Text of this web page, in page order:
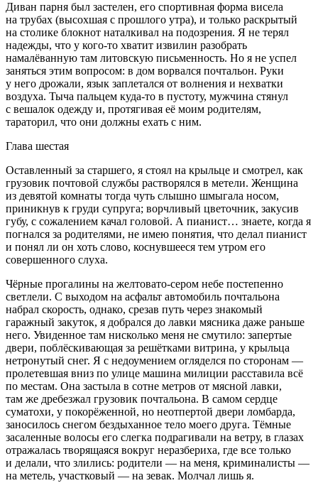
Диван парня был застелен, его спортивная форма висела
на трубах (высохшая с прошлого утра), и только раскрытый
на столике блокнот наталкивал на подозрения. Я не терял
надежды, что у кого-то хватит извилин разобрать
намалёванную там литовскую письменность. Но я не успел
заняться этим вопросом: в дом ворвался почтальон. Руки
у него дрожали, язык заплетался от волнения и нехватки
воздуха. Тыча пальцем куда-то в пустоту, мужчина стянул
с вешалок одежду и, протягивая её моим родителям,
тараторил, что они должны ехать с ним.
Глава шестая
Оставленный за старшего, я стоял на крыльце и смотрел, как
грузовик почтовой службы растворялся в метели. Женщина
из девятой комнаты тогда чуть слышно шмыгала носом,
приникнув к груди супруга; ворчливый цветочник, закусив
губу, с сожалением качал головой. А пианист… знаете, когда я
погнался за родителями, не имею понятия, что делал пианист
и понял ли он хоть слово, коснувшееся тем утром его
совершенного слуха.
Чёрные прогалины на желтовато-сером небе постепенно
светлели. С выходом на асфальт автомобиль почтальона
набрал скорость, однако, срезав путь через знакомый
гаражный закуток, я добрался до лавки мясника даже раньше
него. Увиденное там нисколько меня не смутило: запертые
двери, поблёскивающая за решётками витрина, у крыльца
нетронутый снег. Я с недоумением огляделся по сторонам —
пролетевшая вниз по улице машина милиции расставила всё
по местам. Она застыла в сотне метров от мясной лавки,
там же дребезжал грузовик почтальона. В самом сердце
суматохи, у покорёженной, но неотпертой двери ломбарда,
заносилось снегом бездыханное тело моего друга. Тёмные
засаленные волосы его слегка подрагивали на ветру, в глазах
отражалась творящаяся вокруг неразбериха, где все только
и делали, что злились: родители — на меня, криминалисты —
на метель, участковый — на зевак. Молчал лишь я.